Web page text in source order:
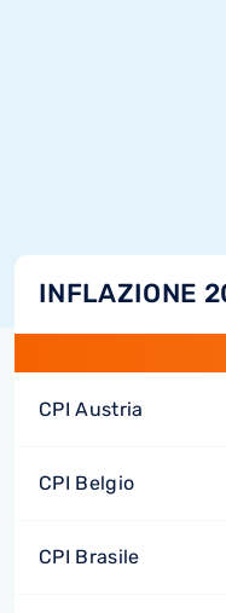
INFLAZIONE
CPI Austria
CPI Belgio
CPI Brasile